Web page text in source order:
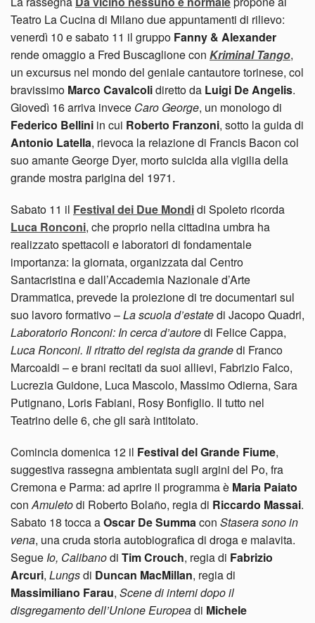
Teatro La Cucina di Milano due appuntamenti di rilievo:
venerdì 10 e sabato 11 il gruppo Fanny & Alexander
rende omaggio a Fred Buscaglione con Kriminal Tango,
un excursus nel mondo del geniale cantautore torinese, col
bravissimo Marco Cavalcolidiretto da Luigi De Angelis.
Giovedì 16 arriva invece Caro George, un monologo di
Federico Bellini in cui Roberto Franzoni, sotto la guida di
Antonio Latella, rievoca la relazione di Francis Bacon col
suo amante George Dyer, morto suicida alla vigilia della
grande mostra parigina del 1971.
Sabato 11 il Festival dei Due Mondidi Spoleto ricorda
Luca Ronconi, che proprio nella cittadina umbra ha
realizzato spettacoli e laboratori di fondamentale
importanza: la giornata, organizzata dal Centro
Santacristina e dall’Accademia Nazionale d’Arte
Drammatica, prevede la proiezione di tre documentari sul
suo lavoro formativo –La scuola d’estatedi Jacopo Quadri,
Laboratorio Ronconi: In cerca d’autoredi Felice Cappa,
Luca Ronconi. Il ritratto del regista da grandedi Franco
Marcoaldi – e brani recitati da suoi allievi, Fabrizio Falco,
Lucrezia Guidone, Luca Mascolo, Massimo Odierna, Sara
Putignano, Loris Fabiani, Rosy Bonfiglio. Il tutto nel
Teatrino delle 6, che gli sarà intitolato.
Comincia domenica 12 il Festival del Grande Fiume,
suggestiva rassegna ambientata sugli argini del Po, fra
Cremona e Parma: ad aprire il programma è Maria Paiato
conAmuletodi Roberto Bolaño, regia di Riccardo Massai.
Sabato 18 tocca aOscar De Summacon Stasera sono in
vena, una cruda storia autobiografica di droga e malavita.
Segue Io, Calibanodi Tim Crouch, regia di Fabrizio
Arcuri, Lungsdi Duncan MacMillan, regia di
Massimiliano Farau, Scene di interni dopo il
disgregamento dell’Unione Europeadi Michele